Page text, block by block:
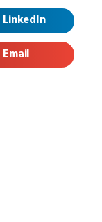
LinkedIn
Email